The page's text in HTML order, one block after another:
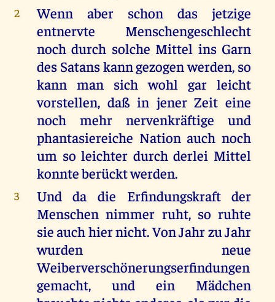
2
Wenn aber schon das jetzige
entnervte Menschengeschlecht
noch durch solche Mittel ins Garn
des Satans kann gezogen werden, so
kann man sich wohl gar leicht
vorstellen, daß in jener Zeit eine
noch mehr nervenkräftige und
phantasiereiche Nation auch noch
um so leichter durch derlei Mittel
konnte berückt werden.
3
Und da die Erfindungskraft der
Menschen nimmer ruht, so ruhte
sie auch hier nicht. Von Jahr zu Jahr
wurden neue
Weiberverschönerungserfindungen
gemacht, und ein Mädchen